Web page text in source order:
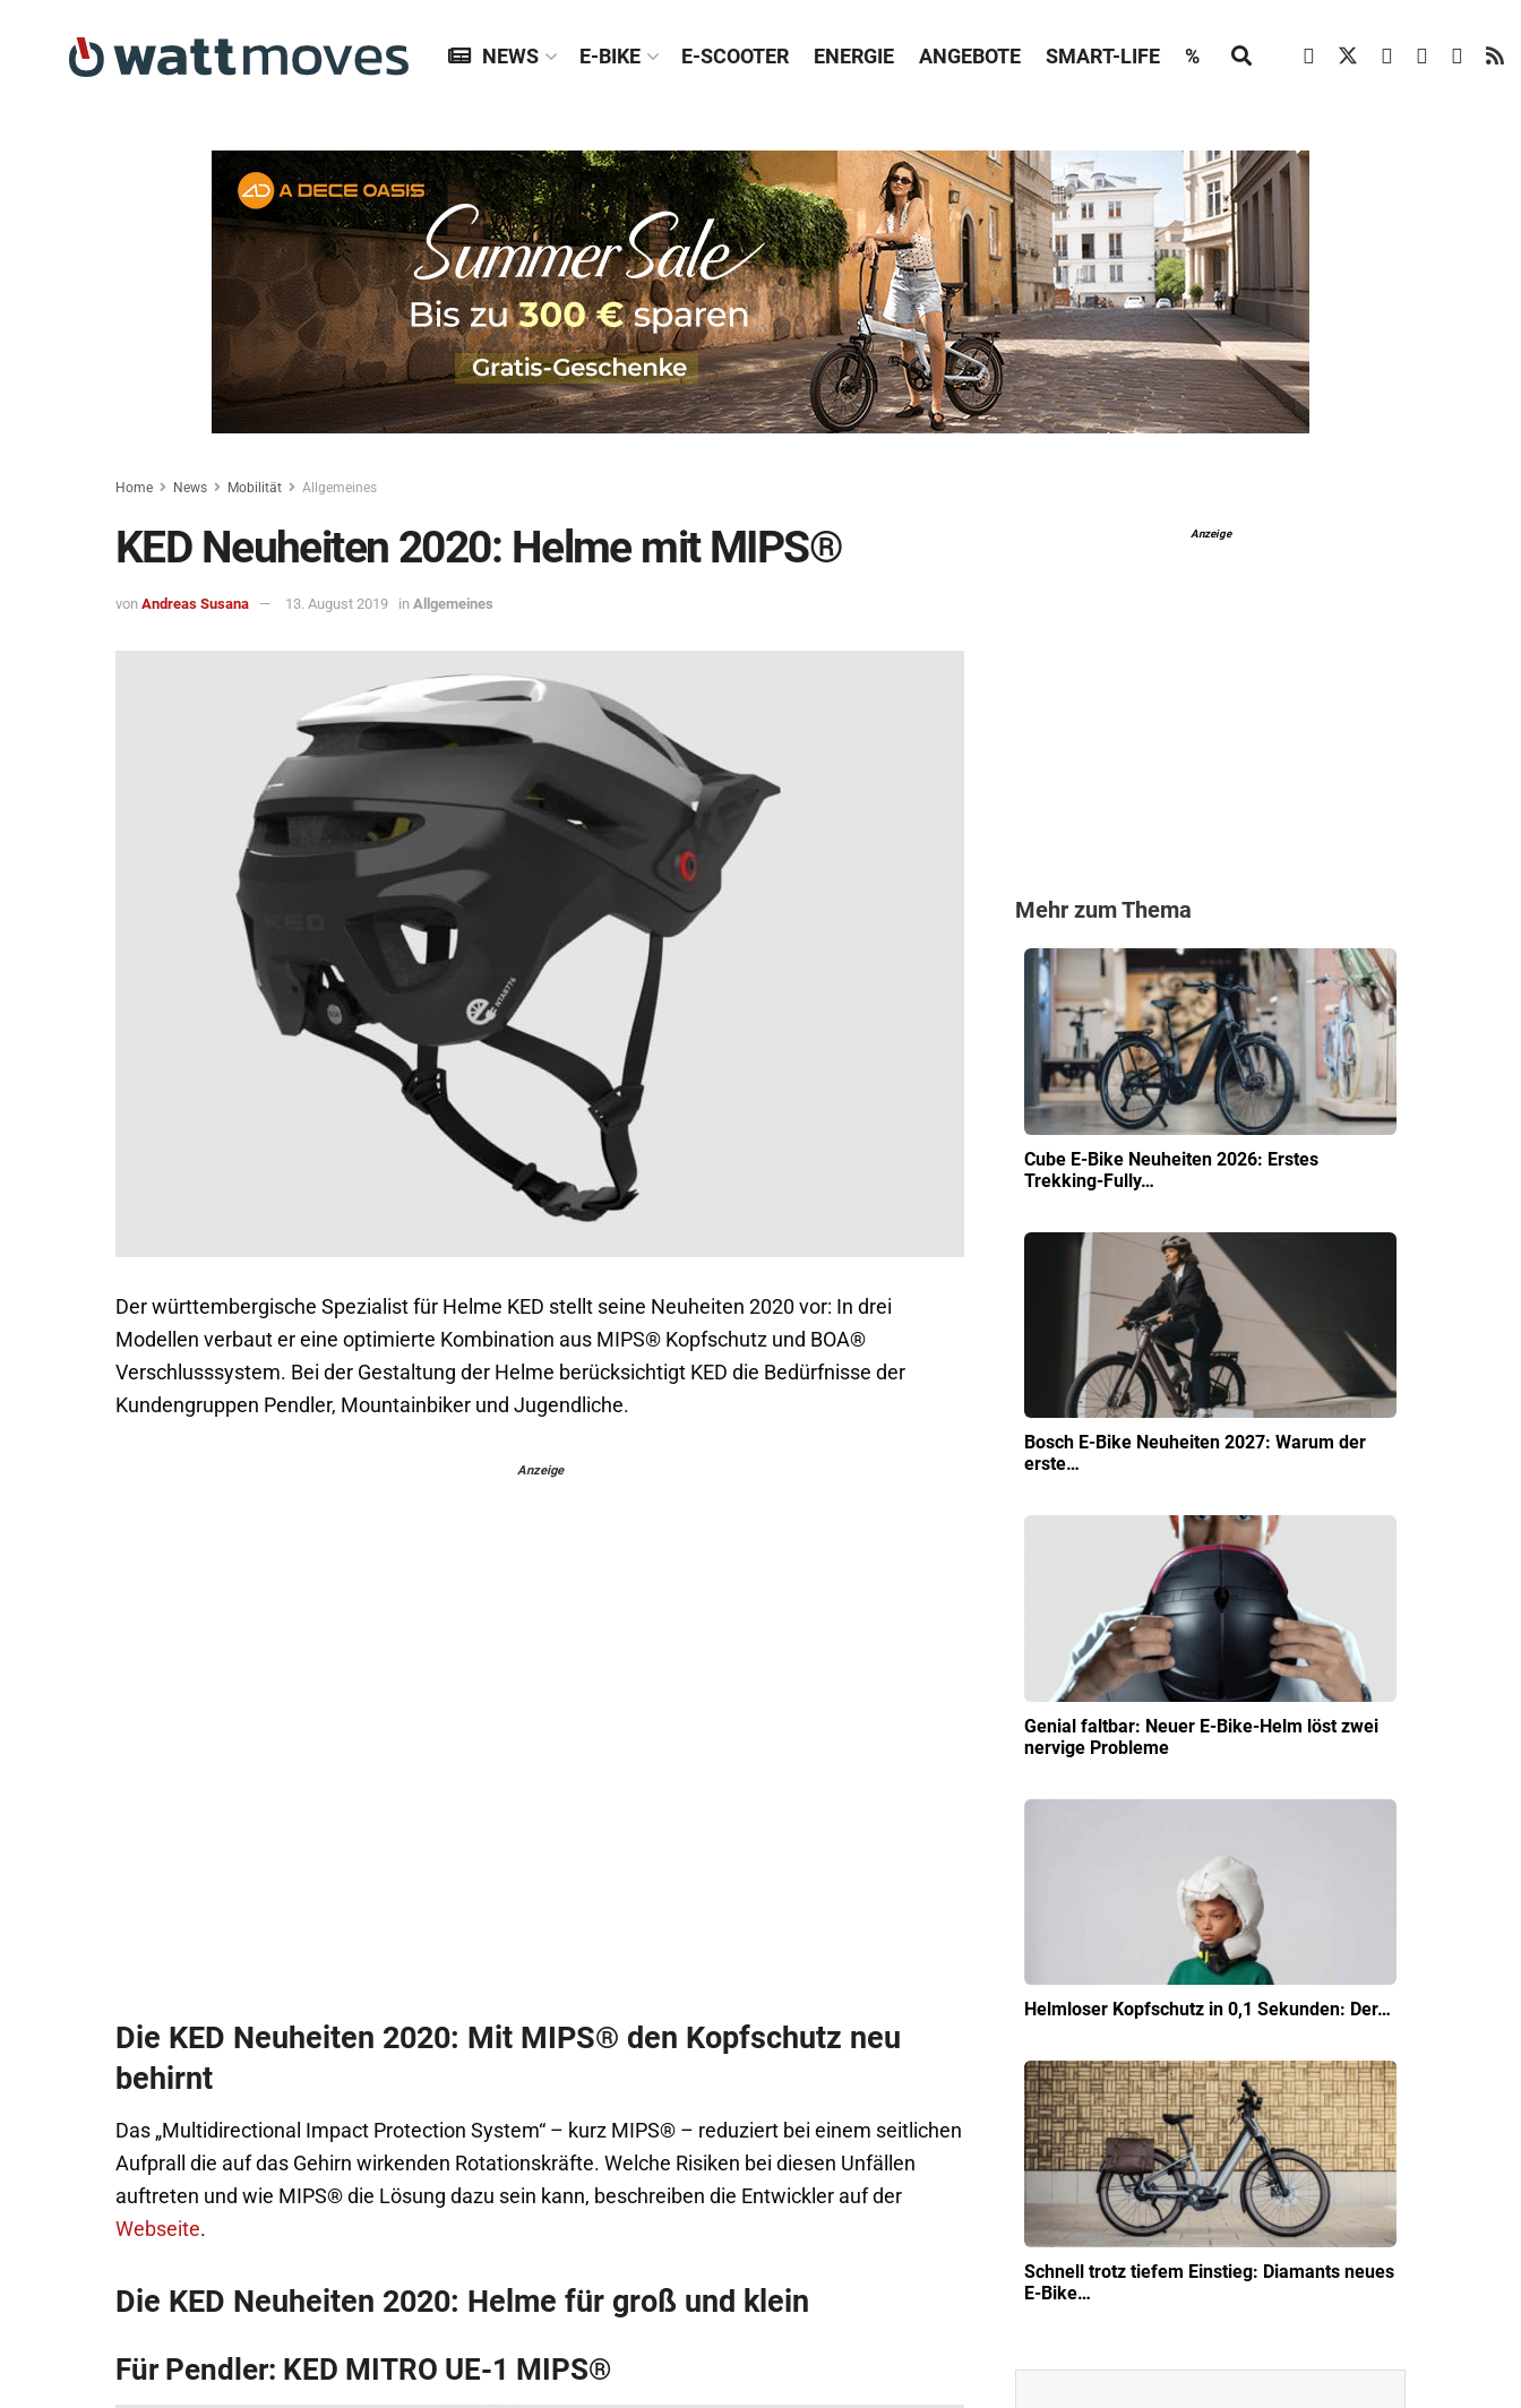
NEWS E-BIKE E-SCOOTER ENERGIE ANGEBOTE SMART-LIFE %
Home News Mobilität Allgemeines
KED Neuheiten 2020: Helme mit MIPS®
von Andreas Susana 13. August 2019 in Allgemeines
Der württembergische Spezialist für Helme KED stellt seine Neuheiten 2020 vor: In drei
Modellen verbaut er eine optimierte Kombination aus MIPS® Kopfschutz und BOA®
Verschlusssystem. Bei der Gestaltung der Helme berücksichtigt KED die Bedürfnisse der
Kundengruppen Pendler, Mountainbiker und Jugendliche.
Anzeige
Die KED Neuheiten 2020: Mit MIPS® den Kopfschutz neu
behirnt
Das „Multidirectional Impact Protection System“ – kurz MIPS® – reduziert bei einem seitlichen
Aufprall die auf das Gehirn wirkenden Rotationskräfte. Welche Risiken bei diesen Unfällen
auftreten und wie MIPS® die Lösung dazu sein kann, beschreiben die Entwickler auf der
Webseite.
Die KED Neuheiten 2020: Helme für groß und klein
Für Pendler: KED MITRO UE-1 MIPS®
Anzeige
Mehr zum Thema
Cube E-Bike Neuheiten 2026: Erstes
Trekking-Fully…
Bosch E-Bike Neuheiten 2027: Warum der
erste…
Genial faltbar: Neuer E-Bike-Helm löst zwei
nervige Probleme
Helmloser Kopfschutz in 0,1 Sekunden: Der…
Schnell trotz tiefem Einstieg: Diamants neues
E-Bike…